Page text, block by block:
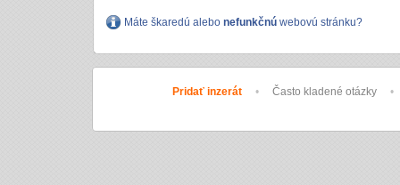
Máte škaredú alebo nefunkčnú webovú stránku?
Pridať inzerát • Často kladené otázky •